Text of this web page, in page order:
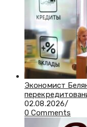
Экономист
02.08.2026/
0 Comments